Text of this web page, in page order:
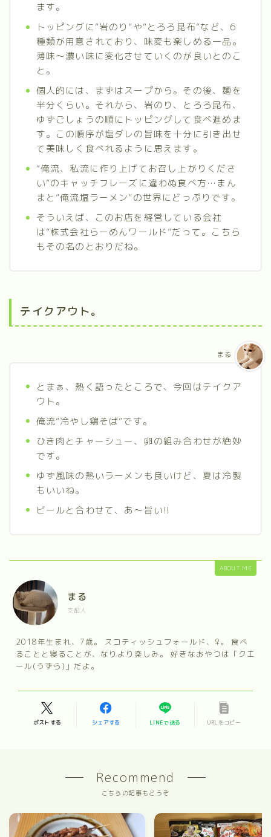
ます。
トッピングに”岩のり”や”とろろ昆布”など、6
種類が用意されており、味変も楽しめる一品。
薄味〜濃い味に変化させていくのが良いとのこ
と。
個人的には、まずはスープから。その後、麺を
半分くらい。それから、岩のり、とろろ昆布、
ゆずごしょうの順にトッピングして食べ進めま
す。この順序が塩ダレの旨味を十分に引き出せ
て美味しく食べれるように思えます。
“俺流、私流に作り上げてお召し上がりくださ
い”のキャッチフレーズに違わぬ食べ方…まん
まと”俺流塩ラーメン”の世界にどっぷりです。
そういえば、このお店を経営している会社
は”株式会社らーめんワールド”だって。こちら
もその名のとおりだね。
テイクアウト。
とまぁ、熱く語ったところで、今回はテイクア
ウト。
俺流”冷やし鶏そば”です。
ひき肉とチャーシュー、卵の組み合わせが絶妙
です。
ゆず風味の熱いラーメンも良いけど、夏は冷製
もいいね。
ビールと合わせて、あ〜旨い!!
まる
ABOUT ME
まる
支配人
2018年生まれ、7歳。 スコティッシュフォールド、♀。 食べ
ることと寝ることが、なりより楽しみ。 好きなおやつは「クエ
ール(うずら)」だよ。
ポストする シェアする LINEで送る URLをコピー
Recommend
こちらの記事もどうぞ